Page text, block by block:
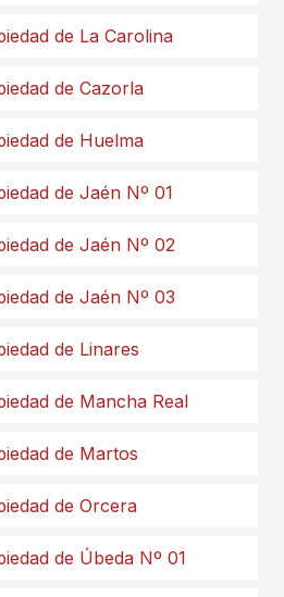
de La Carolina
de Cazorla
de Huelma
de Jaén Nº 01
de Jaén Nº 02
de Jaén Nº 03
de Linares
de Mancha Real
de Martos
de Orcera
de Úbeda Nº 01